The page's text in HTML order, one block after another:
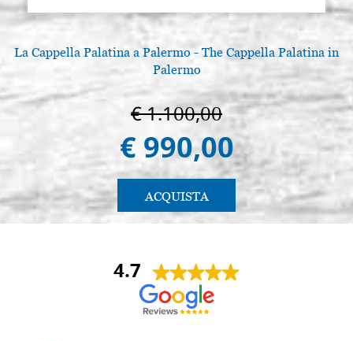
La Cappella Palatina a Palermo - The Cappella Palatina in
Palermo
€ 1.100,00
€ 990,00
ACQUISTA
4.7